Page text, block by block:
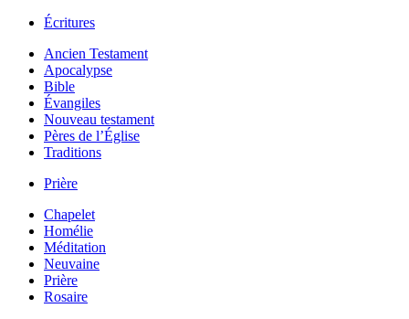
Écritures
Ancien Testament
Apocalypse
Bible
Évangiles
Nouveau testament
Pères de l’Église
Traditions
Prière
Chapelet
Homélie
Méditation
Neuvaine
Prière
Rosaire